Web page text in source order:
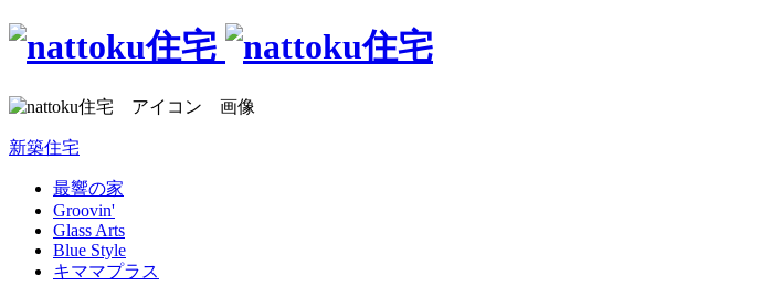
新築住宅
最響の家
Groovin'
Glass Arts
Blue Style
キママプラス